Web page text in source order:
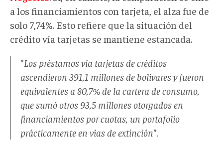
a los financiamientos con tarjeta, el alza fue de
solo 7,74%. Esto refiere que la situación del
crédito vía tarjetas se mantiene estancada.
"Los préstamos vía tarjetas de créditos
ascendieron 391,1 millones de bolívares y fueron
equivalentes a 80,7% de la cartera de consumo,
que sumó otros 93,5 millones otorgados en
financiamientos por cuotas, un portafolio
prácticamente en vías de extinción".